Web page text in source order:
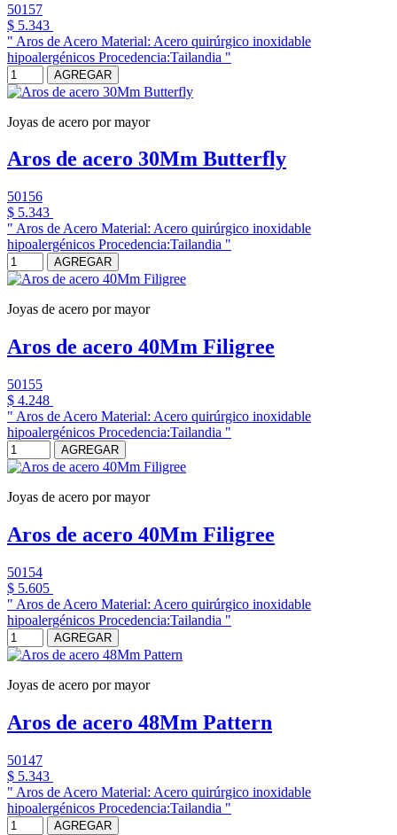
50157
$ 5.343
" Aros de Acero Material: Acero quirúrgico inoxidable
hipoalergénicos Procedencia:Tailandia "
AGREGAR
Joyas de acero por mayor
Aros de acero 30Mm Butterfly
50156
$ 5.343
" Aros de Acero Material: Acero quirúrgico inoxidable
hipoalergénicos Procedencia:Tailandia "
AGREGAR
Joyas de acero por mayor
Aros de acero 40Mm Filigree
50155
$ 4.248
" Aros de Acero Material: Acero quirúrgico inoxidable
hipoalergénicos Procedencia:Tailandia "
AGREGAR
Joyas de acero por mayor
Aros de acero 40Mm Filigree
50154
$ 5.605
" Aros de Acero Material: Acero quirúrgico inoxidable
hipoalergénicos Procedencia:Tailandia "
AGREGAR
Joyas de acero por mayor
Aros de acero 48Mm Pattern
50147
$ 5.343
" Aros de Acero Material: Acero quirúrgico inoxidable
hipoalergénicos Procedencia:Tailandia "
AGREGAR